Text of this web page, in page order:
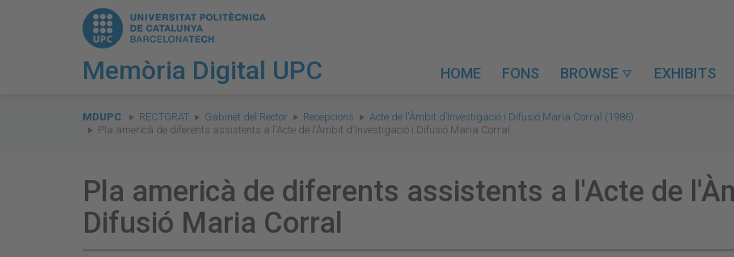
Memòria Digital UPC HOME FONS BROWSE  EXHIBITS
are
here:
MDUPC RECTORAT Gabinet del Rector Recepcions
Acte de l'Àmbit d’Investigació i Difusió Maria Corral (1986)
Pla americà de diferents assistents a l'Acte de l'Àmbit d'Investigació i Difusió Maria Corral
Pla americà de diferents assistents a l'Acte de
Difusió Maria Corral